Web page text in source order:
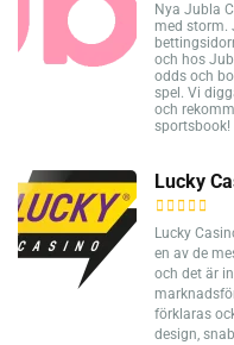
Nya Jubla
med storm.
och hos
odds och
spel. Vi
och
sportsbook!
Lucky
Lucky
en av de
och det är
förklaras
design,